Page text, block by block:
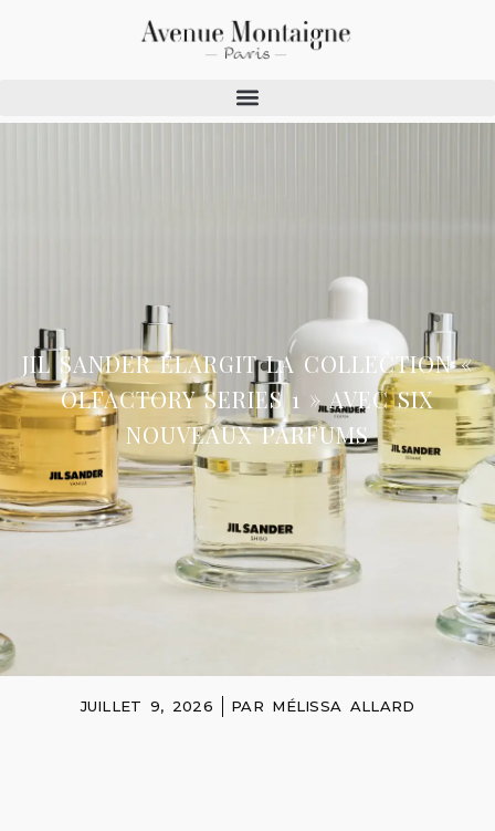
JIL SANDER ÉLARGIT LA COLLECTION «
OLFACTORY SERIES 1 » AVEC SIX
NOUVEAUX PARFUMS
JUILLET 9, 2026 PAR MÉLISSA ALLARD